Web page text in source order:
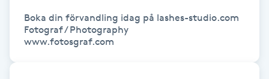
Keratinbehandling
Kinesiologi
Boka din förvandling idag på lashes-studio.com
Fotograf / Photography
www.fotosgraf.com